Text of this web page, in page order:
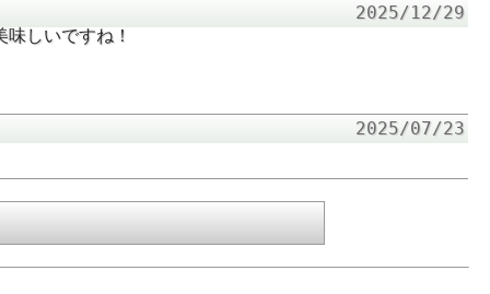
2025/12/29
しいですね！
2025/07/23